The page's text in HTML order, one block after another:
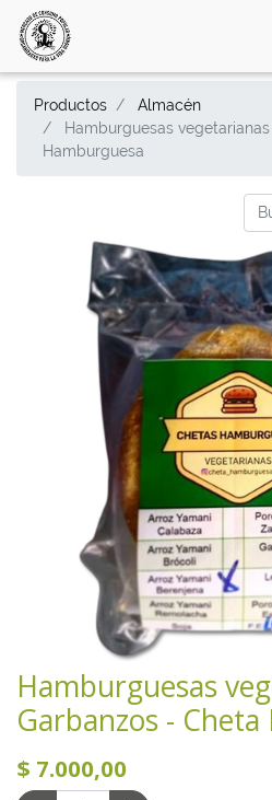
Productos
Almacén
Hamburguesas
Hamburguesa
Hamburguesas
Garbanzos -
$ 7.000,00